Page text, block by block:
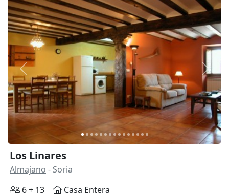
Anterior
Los Linares
Almajano - Soria
6 + 13
Casa Entera